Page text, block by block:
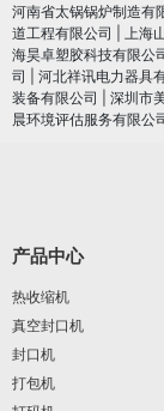
河南省太锅锅炉制造有
道工程有限公司
上海
海昊卓塑胶科技有限公
司
河北祥讯电力器具
装备有限公司
深圳市
晨环境评估服务有限公
产品中心
热收缩机
真空封口机
封口机
打包机